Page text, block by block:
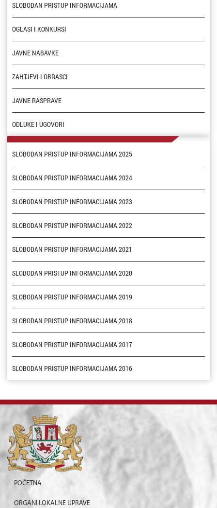
SLOBODAN PRISTUP INFORMACIJAMA
OGLASI I KONKURSI
JAVNE NABAVKE
ZAHTJEVI I OBRASCI
JAVNE RASPRAVE
ODLUKE I UGOVORI
SLOBODAN PRISTUP INFORMACIJAMA 2025
SLOBODAN PRISTUP INFORMACIJAMA 2024
SLOBODAN PRISTUP INFORMACIJAMA 2023
SLOBODAN PRISTUP INFORMACIJAMA 2022
SLOBODAN PRISTUP INFORMACIJAMA 2021
SLOBODAN PRISTUP INFORMACIJAMA 2020
SLOBODAN PRISTUP INFORMACIJAMA 2019
SLOBODAN PRISTUP INFORMACIJAMA 2018
SLOBODAN PRISTUP INFORMACIJAMA 2017
SLOBODAN PRISTUP INFORMACIJAMA 2016
POČETNA
ORGANI LOKALNE UPRAVE